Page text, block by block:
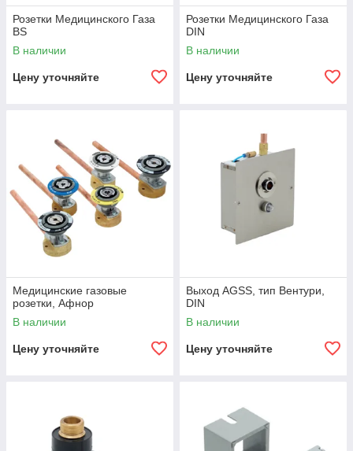
Розетки Медицинского Газа
BS
В наличии
Цену уточняйте
Розетки Медицинского Газа
DIN
В наличии
Цену уточняйте
Медицинские газовые
розетки, Афнор
В наличии
Цену уточняйте
Выход AGSS, тип Вентури,
DIN
В наличии
Цену уточняйте